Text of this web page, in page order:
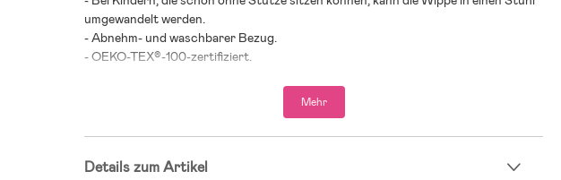
umgewandelt werden.
- Abnehm- und waschbarer Bezug.
- OEKO-TEX®-100-zertifiziert.
- Transportposition: H11 x L89 x B39 cm.
- Maximalbelastung: 9 kg (als Babywippe).
- Aufhänge- und Befestigungsvorrichtungen regelmäßig überprüfen, um
Mehr
Details zum Artikel